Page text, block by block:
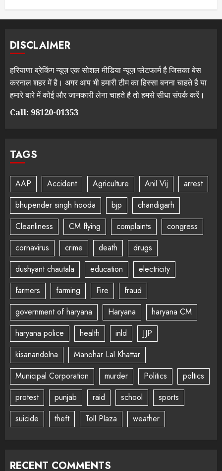
DISCLAIMER
हरियाणा ब्रेकिंग न्यूज़ एक सोशल मीडिया न्यूज़ प्लेटफार्म है जिसका बेस
करनाल शहर में है। अगर आप भी हमारी टीम का हिस्सा बनना चाहते है या
हमारे बारे में कोई और जानकारी लेना चाहते है तो हमसे सीधा संपर्क करें।
Call: 98120-01353
TAGS
AAP Accident Agriculture Anil Vij
arrest
bhupender singh hooda
bjp
chandigarh
Cleanliness
CM flying complaints
congress
cornavirus
crime death
drugs
dushyant chautala
education
electricity
farmers
farming Fire
fraud
government of haryana
Haryana
haryana CM
haryana police
health inld
JJP
kisanandolna
Manohar Lal Khattar
Municipal Corporation
murder Politics
poltics
protest
punjab raid school
sports
suicide
theft Toll Plaza weather
RECENT COMMENTS